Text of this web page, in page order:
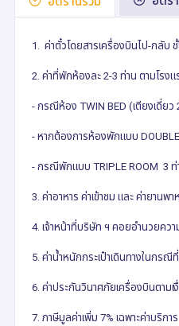
1. ค่าตั๋วโดยสารเครื่องบินไป-กลับ
2. ค่าที่พักห้องละ 2-3 ท่าน ตามโรงแ
- กรณีห้อง TWIN BED (เตียงเดี่ยว
- หากต้องการห้องพักแบบ
- กรณีพักแบบ TRIPLE ROOM 3 ท่
3. ค่าอาหาร ค่าเข้าชม และ ค่ายานพ
4. เจ้าหน้าที่บริษัท ฯ คอยอำนวยคว
5. ค่าน้ำหนักกระเป๋าเดินทางในกรณี
6. ค่าประกันวินาศภัยเครื่องบินตาม
7. ภาษีมูลค่าเพิ่ม 7% เฉพาะค่าบริการ